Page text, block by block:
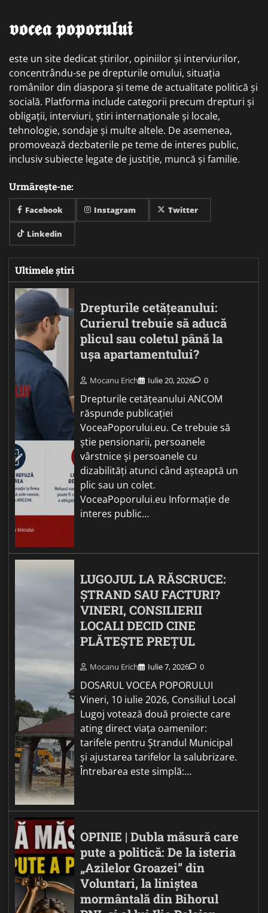
𝖛𝖔𝖈𝖊𝖆 𝖕𝖔𝖕𝖔𝖗𝖚𝖑𝖚𝖎
este un site dedicat știrilor, opiniilor și interviurilor,
concentrându-se pe drepturile omului, situația
românilor din diaspora și teme de actualitate politică și
socială. Platforma include categorii precum drepturi și
obligații, interviuri, știri internaționale și locale,
tehnologie, sondaje și multe altele. De asemenea,
promovează dezbaterile pe teme de interes public,
inclusiv subiecte legate de justiție, muncă și familie.
Urmărește-ne:
Facebook Instagram Twitter
Linkedin
Ultimele știri
Drepturile cetățeanului:
Curierul trebuie să aducă
plicul sau coletul până la
ușa apartamentului?
Mocanu Erich Iulie 20, 2026 0
Drepturile cetățeanului ANCOM
răspunde publicației
VoceaPoporului.eu. Ce trebuie să
știe pensionarii, persoanele
vârstnice și persoanele cu
dizabilități atunci când așteaptă un
plic sau un colet.
VoceaPoporului.eu Informație de
interes public…
LUGOJUL LA RĂSCRUCE:
ȘTRAND SAU FACTURI?
VINERI, CONSILIERII
LOCALI DECID CINE
PLĂTEȘTE PREȚUL
Mocanu Erich Iulie 7, 2026 0
DOSARUL VOCEA POPORULUI
Vineri, 10 iulie 2026, Consiliul Local
Lugoj votează două proiecte care
ating direct viața oamenilor:
tarifele pentru Ștrandul Municipal
și ajustarea tarifelor la salubrizare.
Întrebarea este simplă:…
OPINIE | Dubla măsură care
pute a politică: De la isteria
„Azilelor Groazei” din
Voluntari, la liniștea
mormântală din Bihorul